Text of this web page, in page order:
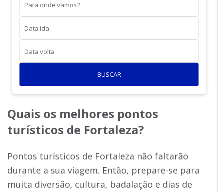
Para onde vamos?
Data ida
Data volta
BUSCAR
Quais os melhores pontos
turísticos de Fortaleza?
Pontos turísticos de Fortaleza não faltarão
durante a sua viagem. Então, prepare-se para
muita diversão, cultura, badalação e dias de